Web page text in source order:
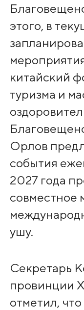
этого, в
китайский
туризма и
Орлов
события
2027 года
совместное
ушу.
Секретарь
провинции
отметил,